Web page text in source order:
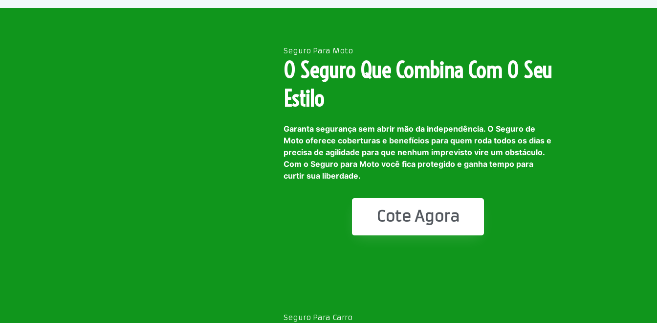
Seguro Para Moto
O Seguro Que Combina Com O Seu
Estilo
Garanta segurança sem abrir mão da independência. O Seguro de
Moto oferece coberturas e benefícios para quem roda todos os dias e
precisa de agilidade para que nenhum imprevisto vire um obstáculo.
Com o Seguro para Moto você fica protegido e ganha tempo para
curtir sua liberdade.
Cote Agora
Seguro Para Carro